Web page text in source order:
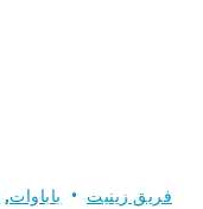
فريق زينيت باباوات,